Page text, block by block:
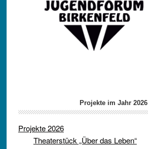
Projekte im Jahr 2026
Projekte 2026
Theaterstück „Über das Leben“